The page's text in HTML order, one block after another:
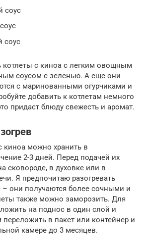
соус
соус
с киноа с легким овощным
соусом с зеленью. А еще они
с маринованными огурчиками и
добавить к котлетам немного
придаст блюду свежесть и аромат.
киноа можно хранить в
2-3 дней. Перед подачей их
сковороде, в духовке или в
Я предпочитаю разогревать
– они получаются более сочными и
также можно заморозить. Для
на поднос в один слой и
переложить в пакет или контейнер и
камере до 3 месяцев.